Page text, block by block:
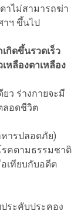
าไม่สามารถฆ่า
าฯ ขึ้นไป
กิดขึ้นรวดเร็ว
หลืองตาเหลือง
ว ร่างกายจะมี
ลอดชีวิต
ารปลอดภัย)
คตามธรรมชาติ
เทียบกับอดีต
ระคับประคอง